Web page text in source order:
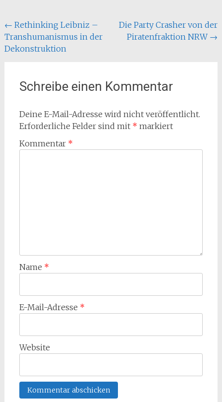
Beitragsnavigation
← Rethinking Leibniz –
Transhumanismus in der
Dekonstruktion
Die Party Crasher von der
Piratenfraktion NRW →
Schreibe einen Kommentar
Deine E-Mail-Adresse wird nicht veröffentlicht.
Erforderliche Felder sind mit * markiert
Kommentar *
Name *
E-Mail-Adresse *
Website